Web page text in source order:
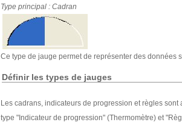
Type principal : Cadran
Ce type de jauge permet de représenter des données
Définir les types de jauges
Les cadrans, indicateurs de progression et règles sont
type "Indicateur de progression" (Thermomètre) et